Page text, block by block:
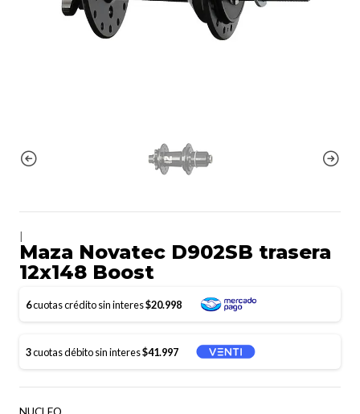
Maza Novatec D902SB trasera
12x148 Boost
6cuotas crédito sin interes$20.998
3cuotas débito sin interes$41.997